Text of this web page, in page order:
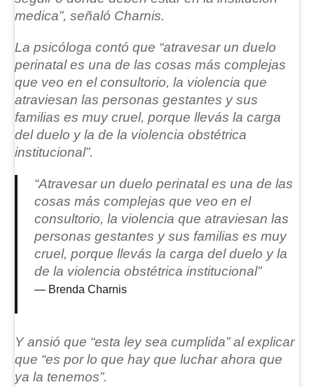
medica”, señaló Charnis.
La psicóloga contó que “atravesar un duelo
perinatal es una de las cosas más complejas
que veo en el consultorio, la violencia que
atraviesan las personas gestantes y sus
familias es muy cruel, porque llevás la carga
del duelo y la de la violencia obstétrica
institucional”.
“Atravesar un duelo perinatal es una de las
cosas más complejas que veo en el
consultorio, la violencia que atraviesan las
personas gestantes y sus familias es muy
cruel, porque llevás la carga del duelo y la
de la violencia obstétrica institucional”
Brenda Charnis
Y ansió que “esta ley sea cumplida” al explicar
que “es por lo que hay que luchar ahora que
ya la tenemos”.